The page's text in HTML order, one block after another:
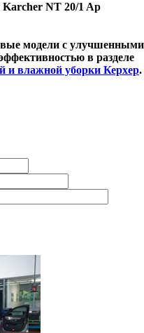
NT 20/1 Ap
модели с улучшенными
в разделе
и влажной уборки Керхер.